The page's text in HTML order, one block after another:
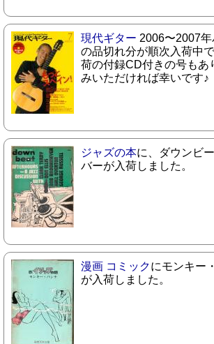
現代ギター 2006〜2007
の品切れ分が順次入荷中
荷の付録CD付きの号もあ
みいただければ幸いです♪
ジャズの本に、ダウンビ
バーが入荷しました。
漫画 コミックにモンキー
が入荷しました。